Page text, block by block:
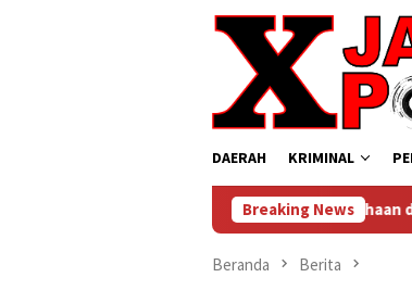
DAERAH KRIMINAL
Breaking News
Kolaborasi Keamanan Perusahaan dan Polisi
Beranda Berita